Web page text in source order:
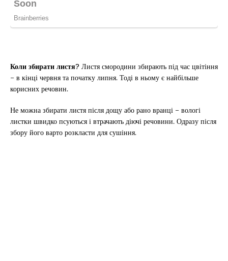
Коли збирати листя? Листя смородини збирають під час цвітіння
– в кінці червня та початку липня. Тоді в ньому є найбільше
корисних речовин.
Не можна збирати листя після дощу або рано вранці – вологі
листки швидко псуються і втрачають діючі речовини. Одразу після
збору його варто розкласти для сушіння.